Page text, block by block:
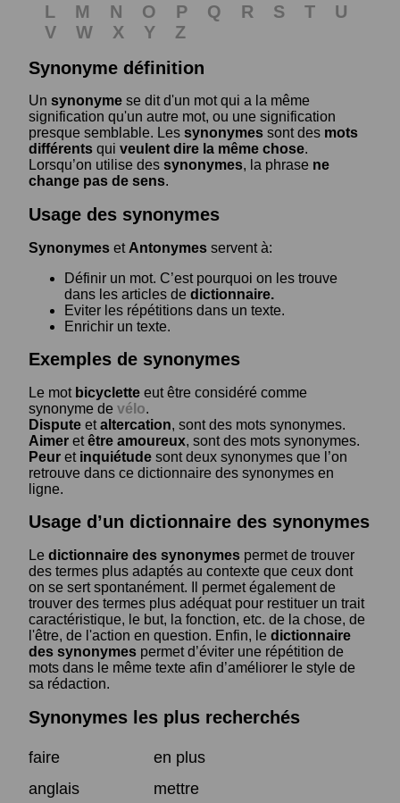
L
M N O P Q R S T
U
V
W X Y
Z
Synonyme définition
Un synonyme se dit d'un mot qui a la même
signification qu'un autre mot, ou une signification
presque semblable. Les synonymes sont des mots
différents qui veulent dire la même chose.
Lorsqu’on utilise des synonymes, la phrase ne
change pas de sens.
Usage des synonymes
Synonymes et Antonymes servent à:
Définir un mot. C’est pourquoi on les trouve
dans les articles de dictionnaire.
Eviter les répétitions dans un texte.
Enrichir un texte.
Exemples de synonymes
Le mot bicyclette eut être considéré comme
synonyme de vélo.
Dispute etaltercation, sont des mots synonymes.
Aimer etêtre amoureux, sont des mots synonymes.
Peur et inquiétude sont deux synonymes que l’on
retrouve dans ce dictionnaire des synonymes en
ligne.
Usage d’un dictionnaire des synonymes
Le dictionnaire des synonymes permet de trouver
des termes plus adaptés au contexte que ceux dont
on se sert spontanément. Il permet également de
trouver des termes plus adéquat pour restituer un trait
caractéristique, le but, la fonction, etc. de la chose, de
l'être, de l'action en question. Enfin, le dictionnaire
des synonymes permet d’éviter une répétition de
mots dans le même texte afin d’améliorer le style de
sa rédaction.
Synonymes les plus recherchés
faire
en plus
anglais
mettre